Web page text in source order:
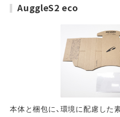
AuggleS2 eco
本体と梱包に、環境に配慮した